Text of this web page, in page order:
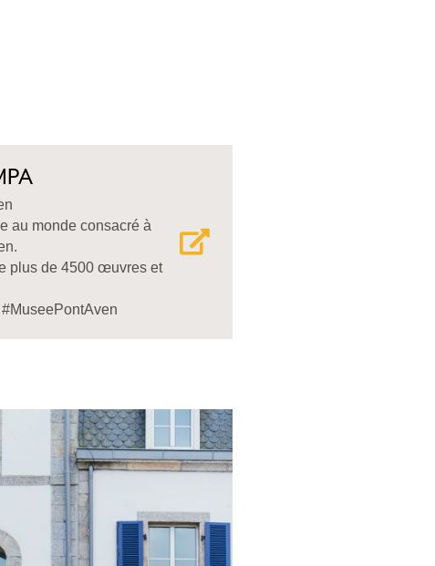
au monde consacré à
plus de 4500 œuvres et
#MuseePontAven